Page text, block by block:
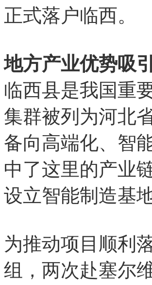
正式落户临西。
地方产业优势吸
临西县是我国重
集群被列为河北
备向高端化、智
中了这里的产业
设立智能制造基地
为推动项目顺利
组，两次赴塞尔